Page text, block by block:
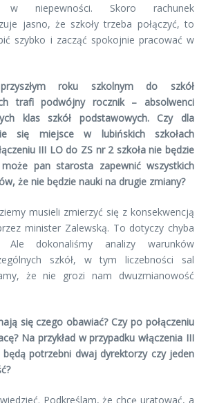
w niepewności. Skoro rachunek
jasno, że szkoły trzeba połączyć, to
szybko i zacząć spokojnie pracować w
roku szkolnym do szkół
trafi podwójny rocznik – absolwenci
klas szkół podstawowych. Czy dla
się miejsce w lubińskich szkołach
III LO do ZS nr 2 szkoła nie będzie
może pan starosta zapewnić wszystkich
że nie będzie nauki na drugie zmiany?
musieli zmierzyć się z konsekwencją
minister Zalewską. To dotyczy chyba
Ale dokonaliśmy analizy warunków
szkół, w tym liczebności sal
że nie grozi nam dwuzmianowość
się czego obawiać? Czy po połączeniu
Na przykład w przypadku włączenia III
potrzebni dwaj dyrektorzy czy jeden
Podkreślam, że chcę uratować, a